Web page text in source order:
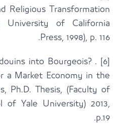
Religious Transformation
University of California
Press, 1998), p. 116.
into Bourgeois?
a Market Economy in the
Ph.D. Thesis, (Faculty of
of Yale University) 2013,
p.19.